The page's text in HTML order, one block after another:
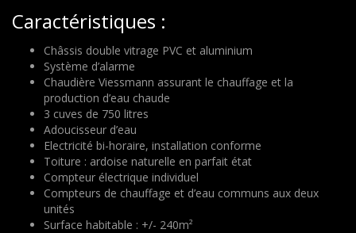
Caractéristiques :
Châssis double vitrage PVC et aluminium
Système d’alarme
Chaudière Viessmann assurant le chauffage et la
production d’eau chaude
3 cuves de 750 litres
Adoucisseur d’eau
Electricité bi-horaire, installation conforme
Toiture : ardoise naturelle en parfait état
Compteur électrique individuel
Compteurs de chauffage et d’eau communs aux deux
unités
Surface habitable : +/- 240m²